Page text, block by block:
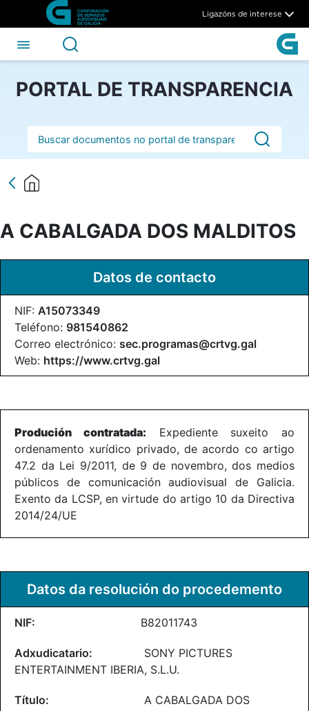
Skip to Main Content
A CABALGADA DOSLigazóns de interese
PORTAL DE TRANSPARENCIA
Barra de busca
A CABALGADA DOS MALDITOS
Datos de contacto
NIF: A15073349
Teléfono: 981540862
Correo electrónico: sec.programas@crtvg.gal
Web: https://www.crtvg.gal
Produción contratada: Expediente suxeito ao
ordenamento xurídico privado, de acordo co artigo
47.2 da Lei 9/2011, de 9 de novembro, dos medios
públicos de comunicación audiovisual de Galicia.
Exento da LCSP, en virtude do artigo 10 da Directiva
2014/24/UE
Datos da resolución do procedemento
B82011743
SONY PICTURES
ENTERTAINMENT IBERIA, S.L.U.
A CABALGADA DOS